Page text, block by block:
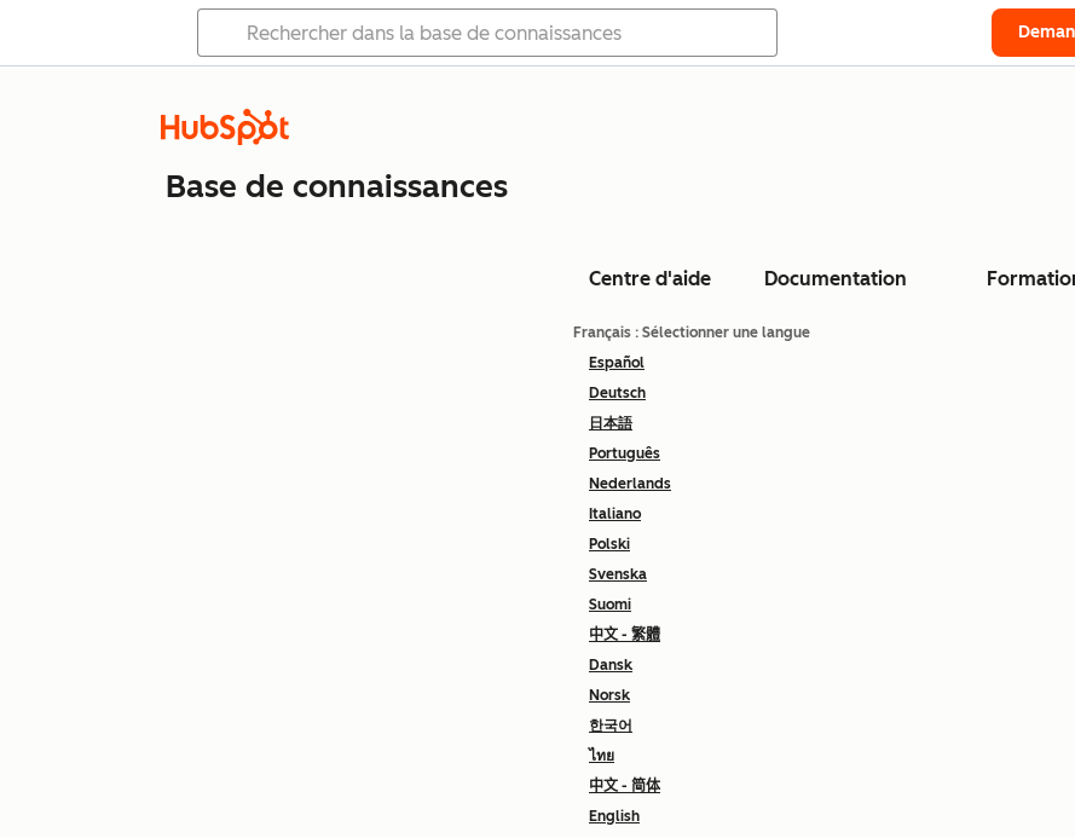
Base de connaissances
Centre d'aide Documentation
Français : Sélectionner une langue
Español
Deutsch
日本語
Português
Nederlands
Italiano
Polski
Svenska
Suomi
中文 - 繁體
Dansk
Norsk
한국어
ไทย
中文 - 简体
English